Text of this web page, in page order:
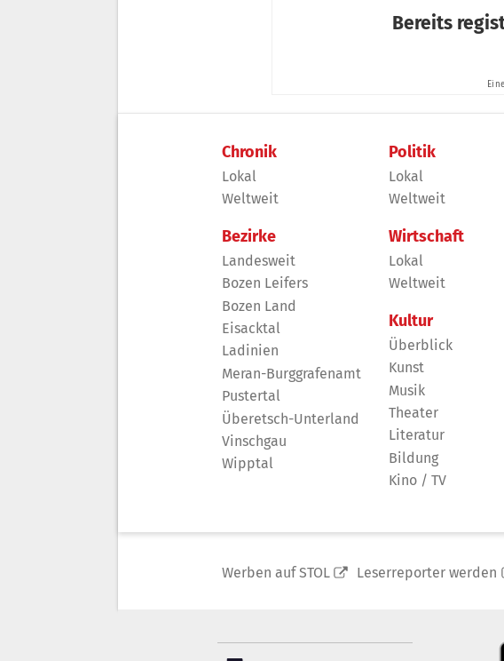
Chronik
Lokal
Weltweit
Bezirke
Landesweit
Bozen Leifers
Bozen Land
Eisacktal
Ladinien
Meran-Burggrafenamt
Pustertal
Überetsch-Unterland
Vinschgau
Wipptal
Politik
Lokal
Weltweit
Wirtschaft
Lokal
Weltweit
Kultur
Überblick
Kunst
Musik
Theater
Literatur
Bildung
Kino / TV
Werben auf STOL Leserreporter werden